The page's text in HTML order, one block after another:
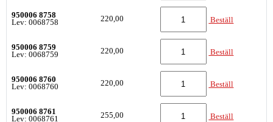
950006 8758
Lev: 0068758
220,00 Beställ
950006 8759
Lev: 0068759
220,00 Beställ
950006 8760
Lev: 0068760
220,00 Beställ
950006 8761
Lev: 0068761
255,00 Beställ